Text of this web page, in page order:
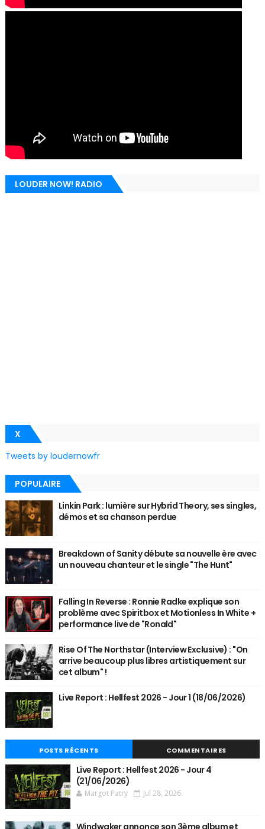
LOUDER NOW! RADIO
X
Tweets by loudernowfr
POPULAIRE
Linkin Park : lumière sur Hybrid Theory, ses singles,
démos et sa chanson perdue
Breakdown of Sanity débute sa nouvelle ère avec
un nouveau chanteur et le single "The Hunt"
Falling In Reverse : Ronnie Radke explique son
problème avec Spiritbox et Motionless In White +
performance live de "Ronald"
Rise Of The Northstar (Interview Exclusive) : "On
arrive beaucoup plus libres artistiquement sur
cet album" !
Live Report : Hellfest 2026 - Jour 1 (18/06/2026)
POSTS RÉCENTS COMMENTAIRES
Live Report : Hellfest 2026 - Jour 4
(21/06/2026)
Margot Patry Jul 28, 2026
Windwaker annonce son 3ème album et